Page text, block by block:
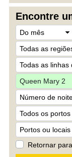
Encontre
Retornar